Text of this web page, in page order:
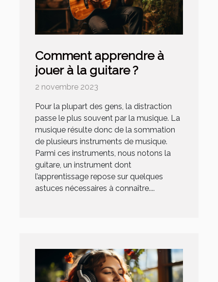
Comment apprendre à
jouer à la guitare ?
2 novembre 2023
Pour la plupart des gens, la distraction
passe le plus souvent par la musique. La
musique résulte donc de la sommation
de plusieurs instruments de musique.
Parmi ces instruments, nous notons la
guitare, un instrument dont
l’apprentissage repose sur quelques
astuces nécessaires à connaître....